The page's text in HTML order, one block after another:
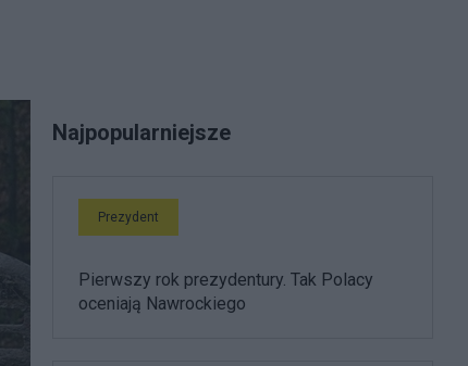
Najpopularniejsze
Prezydent
Pierwszy rok prezydentury. Tak Polacy
oceniają Nawrockiego